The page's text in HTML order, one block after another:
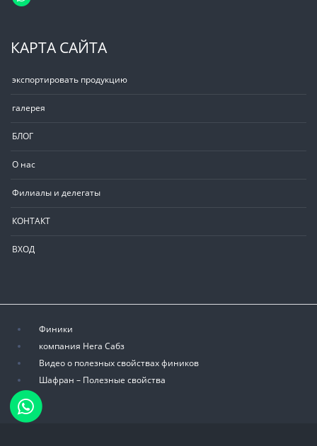
КАРТА САЙТА
экспортировать продукцию
галерея
БЛОГ
О нас
Филиалы и делегаты
КОНТАКТ
ВХОД
Финики
компания Нега Сабз
Видео о полезных свойствах фиников
Шафран – Полезные свойства